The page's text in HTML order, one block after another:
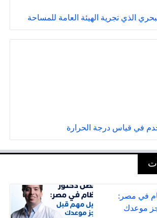
الذي تجرية الهيئة العامة للمساحة
في قياس درجة الحرارة
في مصر:
موعدك